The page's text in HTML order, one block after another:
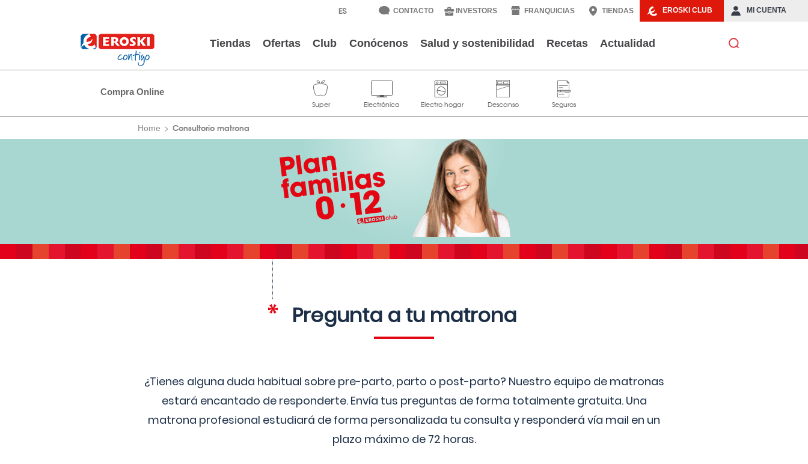
EROSKI CLUB MI CUENTA
CONTACTO INVESTORS FRANQUICIAS TIENDAS
Tiendas Ofertas Club Conócenos Salud y sostenibilidad Recetas Actualidad
Compra Online
Home Consultorio matrona
Pregunta a tu matrona
¿Tienes alguna duda habitual sobre pre-parto, parto o post-parto? Nuestro equipo de matronas
estará encantado de responderte. Envía tus preguntas de forma totalmente gratuita. Una
matrona profesional estudiará de forma personalizada tu consulta y responderá vía mail en un
plazo máximo de 72 horas.